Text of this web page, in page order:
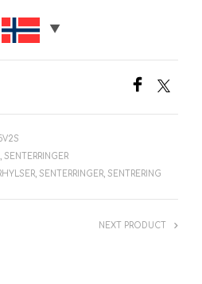
SENTERRINGER
SENTERRINGER SENTRERING
NEXT PRODUCT